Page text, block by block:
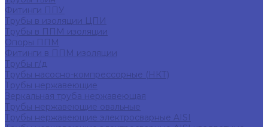
Фитинги ППУ
Трубы в изоляции ЦПИ
Трубы в ППМ изоляции
Опоры ППМ
Фитинги в ППМ изоляции
Трубы г/д
Трубы насосно-компрессорные (НКТ)
Трубы нержавеющие
Зеркальная труба нержавеющая
Трубы нержавеющие овальные
Трубы нержавеющие электросварные AISI